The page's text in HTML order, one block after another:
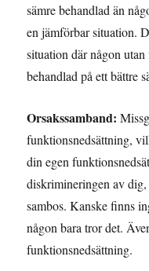
sämre behandlad än
en jämförbar situation.
situation där någon
behandlad på ett bättre
Orsakssamband:
funktionsnedsättning,
din egen
diskrimineringen av
sambos. Kanske finns
någon bara tror det.
funktionsnedsättning.